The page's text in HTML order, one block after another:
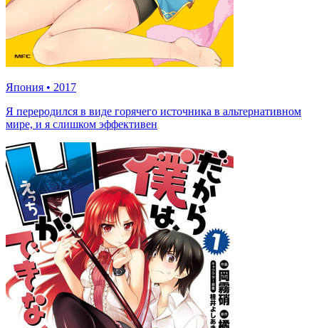
Япония • 2017
Я переродился в виде горячего источника в альтернативном
мире, и я слишком эффективен